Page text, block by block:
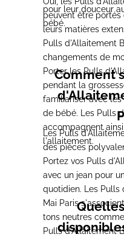
pour leur douceur
bébé.
peuvent être portés
leurs matières
Pulls d'Allaitement
changements de
Porter les Pulls
pendant la
familiariser avec
de bébé. Les Pulls
accompagnent
l'allaitement.
Comment
Les Pulls
des pièces
Portez vos Pulls
avec un jean pour
quotidien. Les Pulls
Mai Paris
tons neutres
Pulls d'Allaitement